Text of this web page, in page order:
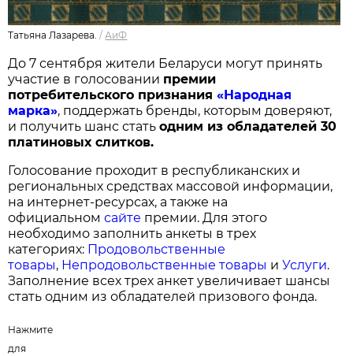
Татьяна Лазарева. /АиФ
До 7 сентября жители Беларуси могут принять
участие в голосовании премии
потребительского признания«Народная
марка», поддержать бренды, которым доверяют,
и получить шанс статьодним из обладателей 30
платиновых слитков.
Голосование проходит в республиканских и
региональных средствах массовой информации,
на интернет-ресурсах, а также на
официальномсайте премии. Для этого
необходимо заполнить анкеты в трех
категориях: Продовольственные
товары, Непродовольственные товары иУслуги.
Заполнение всех трех анкет увеличивает шансы
стать одним из обладателей призового фонда.
Нажмите
для